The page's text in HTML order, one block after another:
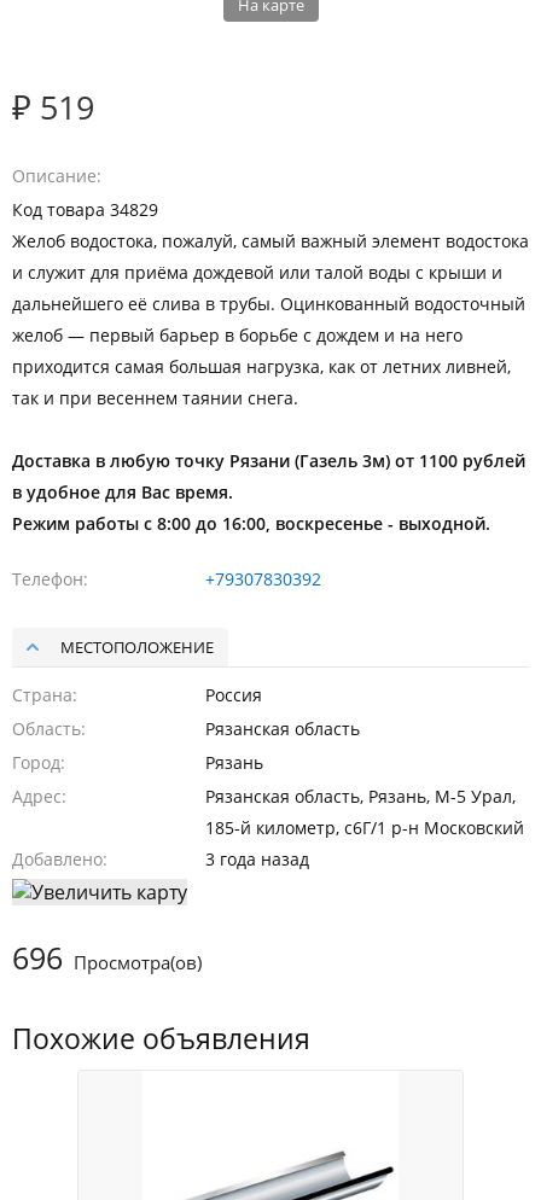
Похожие объявления
На карте
₽ 519
Описание
Код товара 34829
Желоб водостока, пожалуй, самый важный элемент водостока
и служит для приёма дождевой или талой воды с крыши и
дальнейшего её слива в трубы. Оцинкованный водосточный
желоб — первый барьер в борьбе с дождем и на него
приходится самая большая нагрузка, как от летних ливней,
так и при весеннем таянии снега.
Доставка в любую точку Рязани (Газель 3м) от 1100 рублей
в удобное для Вас время.
Режим работы с 8:00 до 16:00, воскресенье - выходной.
Телефон +79307830392
МЕСТОПОЛОЖЕНИЕ
Страна
Россия
Область
Рязанская область
Город
Рязань
Адрес
Рязанская область, Рязань, М-5 Урал,
185-й километр, с6Г/1 р-н Московский
Добавлено
3 года назад
696 Просмотра(ов)